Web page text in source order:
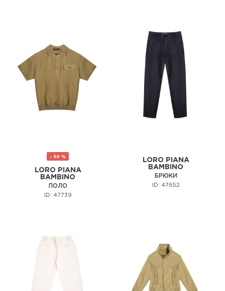
- 30 %
LORO PIANA
BAMBINO
ПОЛО
ID: 47739
LORO PIANA
BAMBINO
БРЮКИ
ID: 47652